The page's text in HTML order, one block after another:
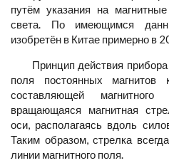
путём указания на
света. По имеющимся
изобретён в Китае примерно в
Принцип действия
поля постоянных магнитов
составляющей
вращающаяся магнитная
оси, располагаясь вдоль
Таким образом, стрелка
линии магнитного поля.